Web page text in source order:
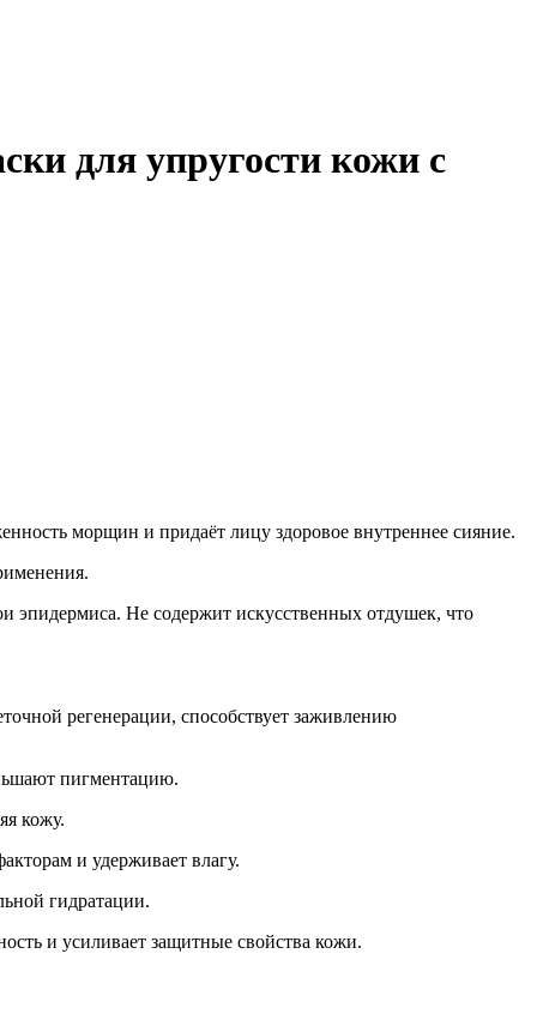
для упругости кожи с
морщин и придаёт лицу здоровое внутреннее сияние.
эпидермиса. Не содержит искусственных отдушек, что
регенерации, способствует заживлению
пигментацию.
кожу.
и удерживает влагу.
гидратации.
и усиливает защитные свойства кожи.